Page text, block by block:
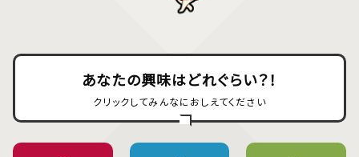
あなたの興味はどれぐらい？！
クリックしてみんなにおしえてください